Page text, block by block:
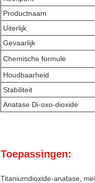
Productnaam
Uiterlijk
Gevaarlijk
Chemische formule
Houdbaarheid
Stabiliteit
Anatase Di-oxo-dioxide
Toepassingen:
Titaniumdioxide-anatase,